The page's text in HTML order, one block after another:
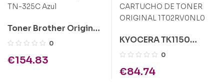
Toner Brother Original
TN-325C Azul
0
€154.83
KYOCERA TK1150
PRETO CARTUCHO DE
1T02RV0NL0
0
€84.74